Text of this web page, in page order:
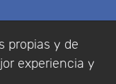
propias y de
experiencia y